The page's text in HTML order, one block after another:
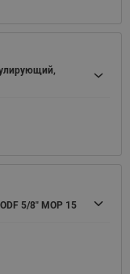
5/8" MOP 15